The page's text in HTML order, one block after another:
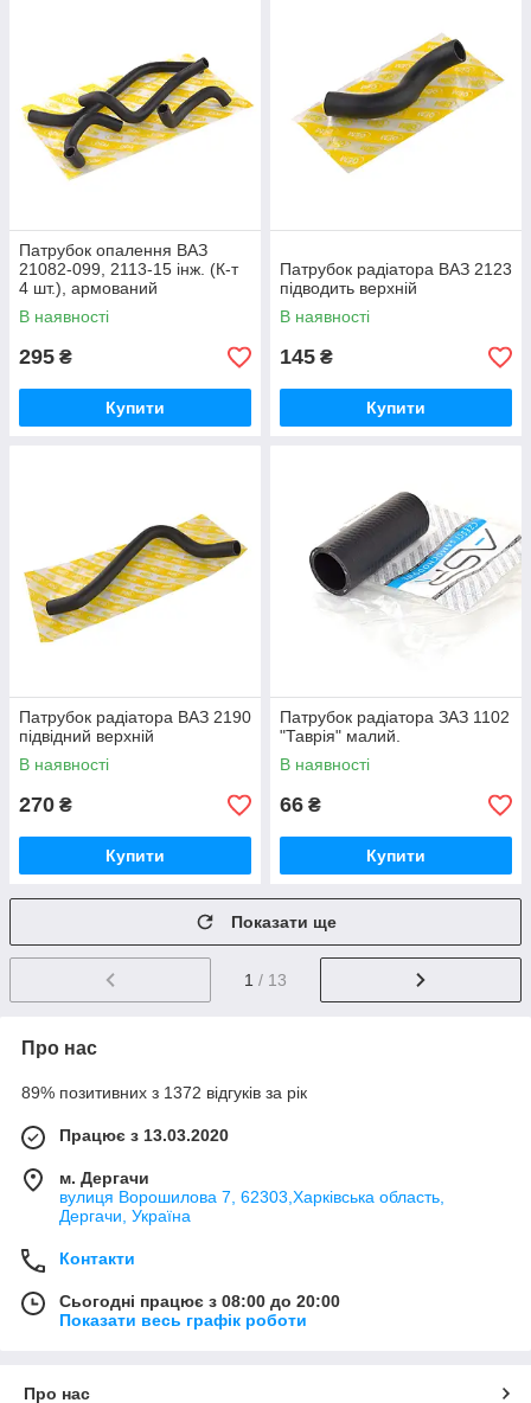
Патрубок опалення ВАЗ
21082-099, 2113-15 інж. (К-т
4 шт.), армований
В наявності
295 ₴
Купити
Патрубок радіатора ВАЗ 2123
підводить верхній
В наявності
145 ₴
Купити
Патрубок радіатора ВАЗ 2190
підвідний верхній
В наявності
270 ₴
Купити
Патрубок радіатора ЗАЗ 1102
"Таврія" малий.
В наявності
66 ₴
Купити
Показати ще
1 / 13
Про нас
89% позитивних з 1372 відгуків за рік
Працює з 13.03.2020
м. Дергачи
вулиця Ворошилова 7, 62303,Харківська область,
Дергачи, Україна
Контакти
Сьогодні працює з 08:00 до 20:00
Показати весь графік роботи
Про нас